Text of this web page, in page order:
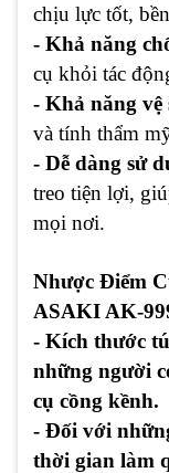
chịu lực tốt,
- Khả năng
cụ khỏi tác
- Khả năng vệ
và tính thẩm
- Dễ dàng sử
treo tiện lợi,
mọi nơi.
Nhược Điểm
ASAKI AK-
- Kích thước
những người
cụ cồng kềnh.
- Đối với
thời gian làm